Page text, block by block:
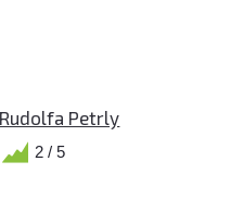
Petrly
2 / 5